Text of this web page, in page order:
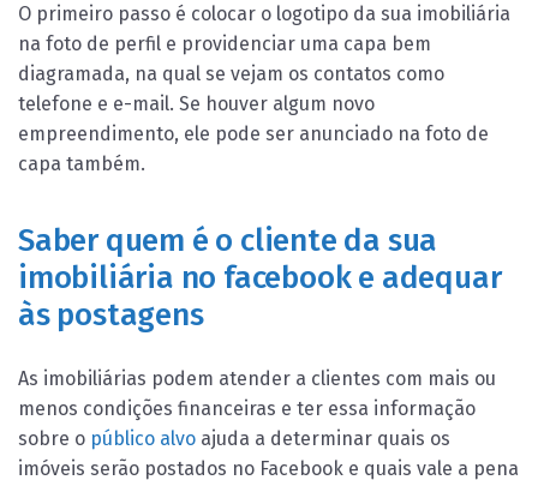
O primeiro passo é colocar o logotipo da sua imobiliária
na foto de perfil e providenciar uma capa bem
diagramada, na qual se vejam os contatos como
telefone e e-mail. Se houver algum novo
empreendimento, ele pode ser anunciado na foto de
capa também.
Saber quem é o cliente da sua
imobiliária no facebook e adequar
às postagens
As imobiliárias podem atender a clientes com mais ou
menos condições financeiras e ter essa informação
sobre o público alvo ajuda a determinar quais os
imóveis serão postados no Facebook e quais vale a pena